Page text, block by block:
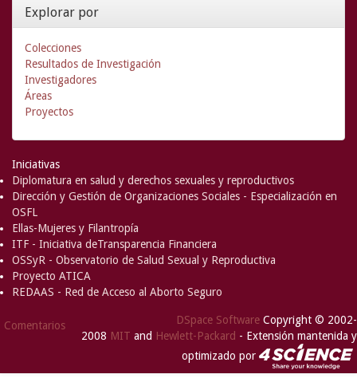
Explorar por
Colecciones
Resultados de Investigación
Investigadores
Áreas
Proyectos
Iniciativas
Diplomatura en salud y derechos sexuales y reproductivos
Dirección y Gestión de Organizaciones Sociales - Especialización en
OSFL
Ellas-Mujeres y Filantropía
ITF - Iniciativa deTransparencia Financiera
OSSyR - Observatorio de Salud Sexual y Reproductiva
Proyecto ATICA
REDAAS - Red de Acceso al Aborto Seguro
Comentarios DSpace Software Copyright © 2002-
2008 MIT and Hewlett-Packard - Extensión mantenida y
optimizado por